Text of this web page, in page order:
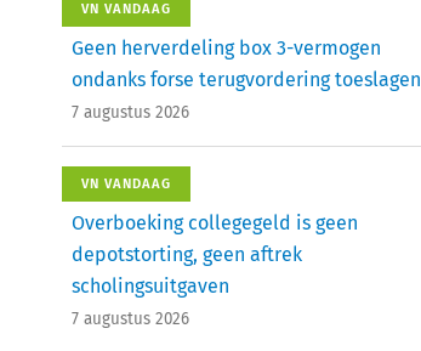
VN VANDAAG
Geen herverdeling box 3-vermogen
ondanks forse terugvordering toeslagen
7 augustus 2026
VN VANDAAG
Overboeking collegegeld is geen
depotstorting, geen aftrek
scholingsuitgaven
7 augustus 2026